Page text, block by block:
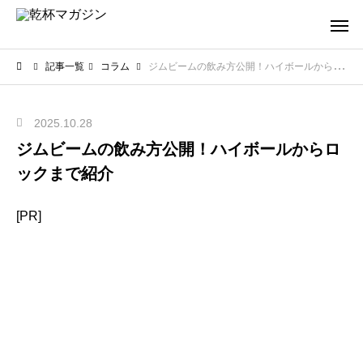
記事一覧 コラム ジムビームの飲み方公開！ハイボールからロックまで紹介
2025.10.28
ジムビームの飲み方公開！ハイボールからロ
ックまで紹介
[PR]